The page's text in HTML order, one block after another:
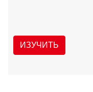
ИЗУЧИТЬ